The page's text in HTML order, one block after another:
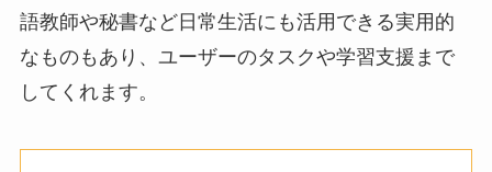
語教師や秘書など日常生活にも活用できる実用的
なものもあり、ユーザーのタスクや学習支援まで
してくれます。